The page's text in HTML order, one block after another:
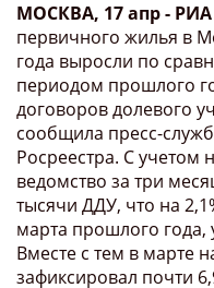
МОСКВА, 17 апр -
первичного жилья в
года выросли по
периодом прошлого
договоров долевого
сообщила пресс-
Росреестра. С
ведомство за три
тысячи ДДУ, что на
марта прошлого года,
Вместе с тем в марте
зафиксировал почти